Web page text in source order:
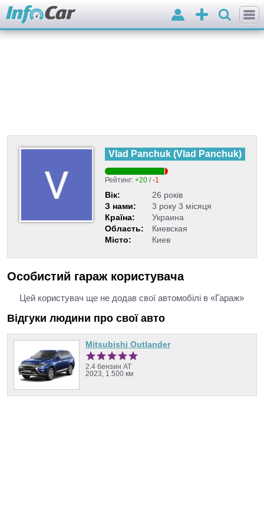
Додати
оголошення
Вхід
Vlad Panchuk (Vlad Panchuk)
Рейтинг: +20 /-1
Вік:
26 років
З нами:
3 року 3 місяця
Країна:
Украина
Область:
Киевская
Місто:
Киев
Особистий гараж користувача
Цей користувач ще не додав свої автомобілі в «Гараж»
Відгуки людини про свої авто
Mitsubishi Outlander
2.4 бензин AT
2023, 1.500 км